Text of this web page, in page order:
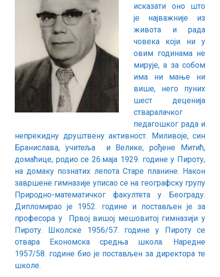
исказати оно што
је најважније из
живота и рада
човека који ни у
овим годинама не
мирује, а за собом
има ни мање ни
више, него пуних
шест деценија
стваралачког
педагошког рада и
непрекидну друштвену активност. Миливоје, син
Бранислава, учитеља и Велике, рођене Митић,
домаћице, родио се 26.маја 1929. године у Пироту,
на домаку познатих лепота Старе планине. Након
завршене гимназије уписао се на географску групу
Природно-математичког факултета у Београду.
Дипломирао је 1952. године и постављен је за
професора у Првој вишој мешовитој гимназији у
Пироту. Школске 1956/57. године у Пироту се
отвара Економска средња школа. Наредне
1957/58. године био је постављен за директора те
школе.